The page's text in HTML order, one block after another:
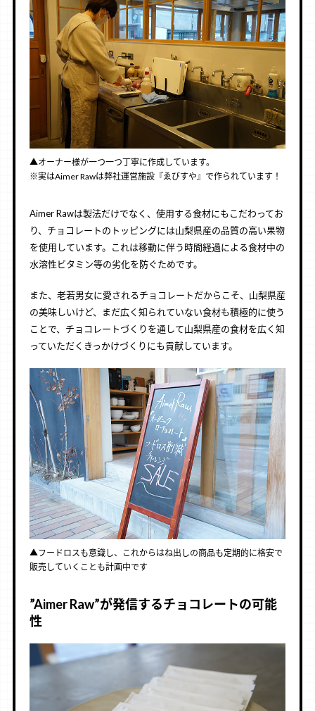
▲オーナー様が一つ一つ丁寧に作成しています。
※実はAimer Rawは弊社運営施設『ゑびすや』で作られています！
Aimer Rawは製法だけでなく、使用する食材にもこだわってお
り、チョコレートのトッピングには山梨県産の品質の高い果物
を使用しています。これは移動に伴う時間経過による食材中の
水溶性ビタミン等の劣化を防ぐためです。
また、老若男女に愛されるチョコレートだからこそ、山梨県産
の美味しいけど、まだ広く知られていない食材も積極的に使う
ことで、チョコレートづくりを通して山梨県産の食材を広く知
っていただくきっかけづくりにも貢献しています。
▲フードロスも意識し、これからはね出しの商品も定期的に格安で
販売していくことも計画中です
”Aimer Raw”が発信するチョコレートの可能
性